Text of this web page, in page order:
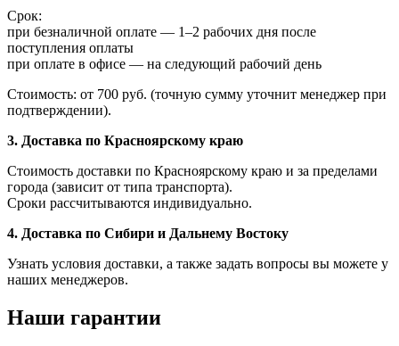
Срок:
при безналичной оплате — 1–2 рабочих дня после
поступления оплаты
при оплате в офисе — на следующий рабочий день
Стоимость: от 700 руб. (точную сумму уточнит менеджер при
подтверждении).
3. Доставка по Красноярскому краю
Стоимость доставки по Красноярскому краю и за пределами
города (зависит от типа транспорта).
Сроки рассчитываются индивидуально.
4. Доставка по Сибири и Дальнему Востоку
Узнать условия доставки, а также задать вопросы вы можете у
наших менеджеров.
Наши гарантии